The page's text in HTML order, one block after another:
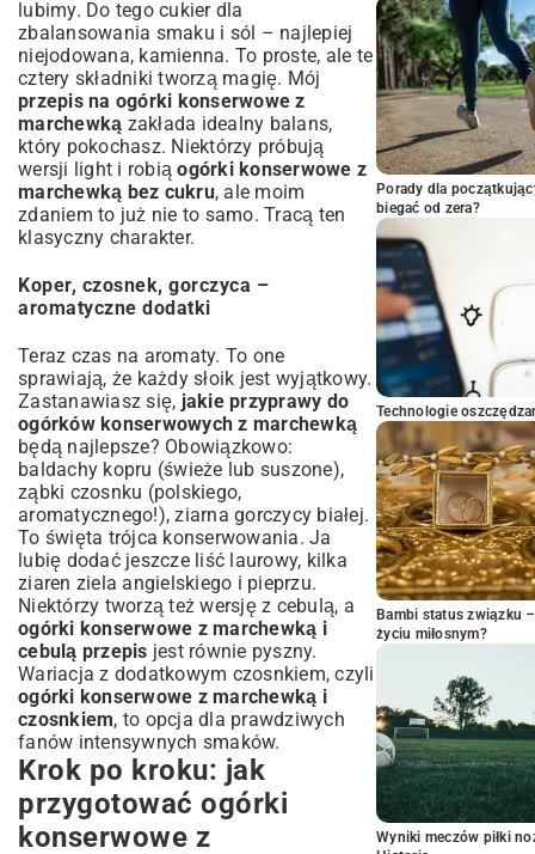
lubimy. Do tego cukier dla
zbalansowania smaku i sól – najlepiej
niejodowana, kamienna. To proste, ale te
cztery składniki tworzą magię. Mój
przepis na ogórki konserwowe z
marchewką zakłada idealny balans,
który pokochasz. Niektórzy próbują
wersji light i robiąogórki konserwowe z
marchewką bez cukru, ale moim
zdaniem to już nie to samo. Tracą ten
klasyczny charakter.
Koper, czosnek, gorczyca –
aromatyczne dodatki
Teraz czas na aromaty. To one
sprawiają, że każdy słoik jest wyjątkowy.
Zastanawiasz się, jakie przyprawy do
ogórków konserwowych z marchewką
będą najlepsze? Obowiązkowo:
baldachy kopru (świeże lub suszone),
ząbki czosnku (polskiego,
aromatycznego!), ziarna gorczycy białej.
To święta trójca konserwowania. Ja
lubię dodać jeszcze liść laurowy, kilka
ziaren ziela angielskiego i pieprzu.
Niektórzy tworzą też wersję z cebulą, a
ogórki konserwowe z marchewką i
cebulą przepis jest równie pyszny.
Wariacja z dodatkowym czosnkiem, czyli
ogórki konserwowe z marchewką i
czosnkiem, to opcja dla prawdziwych
fanów intensywnych smaków.
Krok po kroku: jak
przygotować ogórki
konserwowe z
Porady dla
biegać od zera?
Technologie
Bambi status związku
życiu miłosnym?
Wyniki meczów piłki